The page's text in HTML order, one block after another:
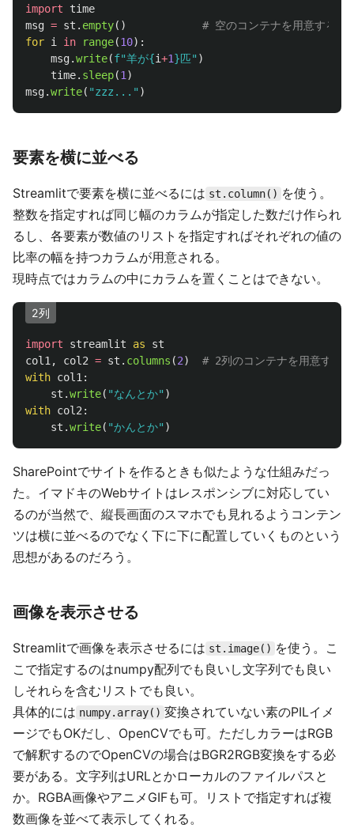
import
time
msg = st . empty()
for i in range(10):
msg.write(f"羊が{i+1}匹" )
time. sleep(1)
msg.write( "zzz... " )
要素を横に並べる
Streamlitで要素を横に並べるには st.column() を使う。
整数を指定すれば同じ幅のカラムが指定した数だけ作られ
るし、各要素が数値のリストを指定すればそれぞれの値の
比率の幅を持つカラムが用意される。
現時点ではカラムの中にカラムを置くことはできない。
2列
import streamlit as
st
col1, col2 = st . columns (2)
with col1:
st .write( "なんとか" )
with col2:
st .write( "かんとか" )
SharePointでサイトを作るときも似たような仕組みだっ
た。イマドキのWebサイトはレスポンシブに対応してい
るのが当然で、縦長画面のスマホでも見れるようコンテン
ツは横に並べるのでなく下に下に配置していくものという
思想があるのだろう。
画像を表示させる
Streamlitで画像を表示させるには st.image() を使う。こ
こで指定するのはnumpy配列でも良いし文字列でも良い
しそれらを含むリストでも良い。
具体的には numpy.array() 変換されていない素のPILイメ
ージでもOKだし、OpenCVでも可。ただしカラーはRGB
で解釈するのでOpenCVの場合はBGR2RGB変換をする必
要がある。文字列はURLとかローカルのファイルパスと
か。RGBA画像やアニメGIFも可。リストで指定すれば複
数画像を並べて表示してくれる。